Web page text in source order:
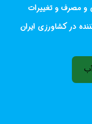
و مصرف و تغییرات
در کشاورزی ایران